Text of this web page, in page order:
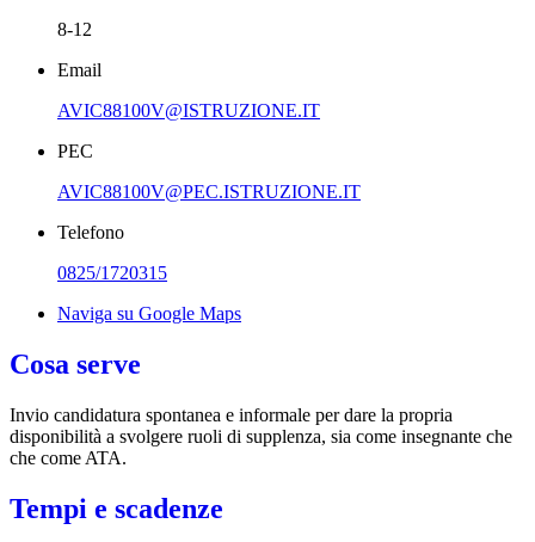
8-12
Email
AVIC88100V@ISTRUZIONE.IT
PEC
AVIC88100V@PEC.ISTRUZIONE.IT
Telefono
0825/1720315
Naviga su Google Maps
Cosa serve
Invio candidatura spontanea e informale per dare la propria
disponibilità a svolgere ruoli di supplenza, sia come insegnante che
che come ATA.
Tempi e scadenze